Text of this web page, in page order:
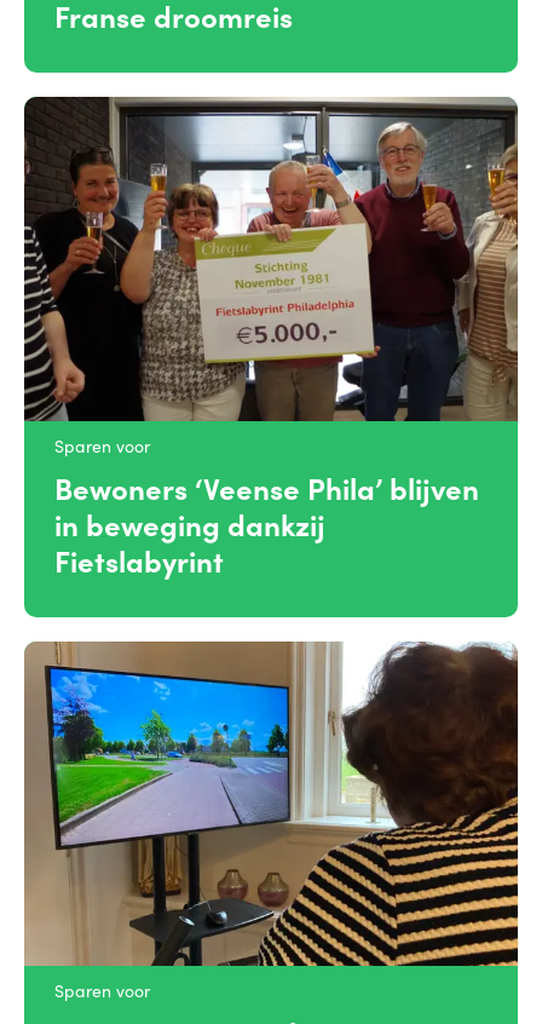
Franse droomreis
Sparen voor
Bewoners ‘Veense Phila’ blijven
in beweging dankzij
Fietslabyrint
Sparen voor